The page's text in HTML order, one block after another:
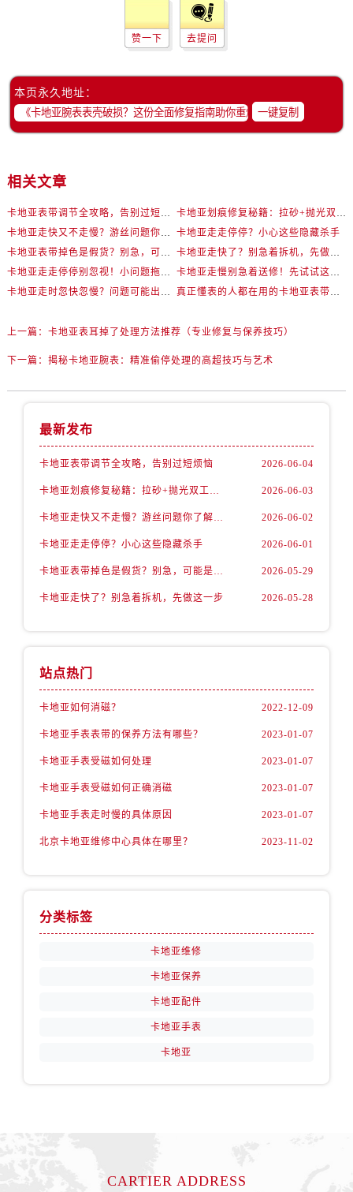
赞一下 去提问
本页永久地址：
一键复制
相关文章
卡地亚走走停停？小心这些隐藏杀手
上一篇： 卡地亚表耳掉了处理方法推荐（专业修复与保养技巧）
下一篇： 揭秘卡地亚腕表：精准偷停处理的高超技巧与艺术
最新发布
卡地亚表带调节全攻略，告别过短烦恼 2026-06-04
2026-06-03
2026-06-02
卡地亚走走停停？小心这些隐藏杀手 2026-06-01
2026-05-29
卡地亚走快了？别急着拆机，先做这一步 2026-05-28
站点热门
卡地亚如何消磁？ 2022-12-09
卡地亚手表表带的保养方法有哪些？ 2023-01-07
卡地亚手表受磁如何处理 2023-01-07
卡地亚手表受磁如何正确消磁 2023-01-07
卡地亚手表走时慢的具体原因 2023-01-07
北京卡地亚维修中心具体在哪里？ 2023-11-02
分类标签
卡地亚维修
卡地亚保养
卡地亚配件
卡地亚手表
卡地亚
CARTIER ADDRESS